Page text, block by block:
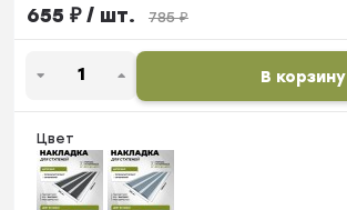
655 ₽/ шт. 785₽
В корзину
Цвет